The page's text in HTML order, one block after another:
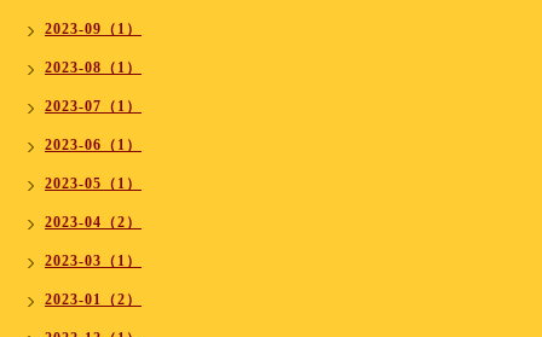
2023-09（1）
2023-08（1）
2023-07（1）
2023-06（1）
2023-05（1）
2023-04（2）
2023-03（1）
2023-01（2）